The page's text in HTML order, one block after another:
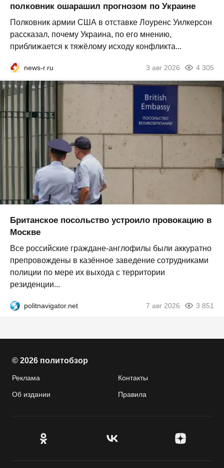
полковник ошарашил прогнозом по Украине
Полковник армии США в отставке Лоуренс Уилкерсон
рассказал, почему Украина, по его мнению,
приближается к тяжёлому исходу конфликта...
news-r.ru 3 авг 2026 4 305
Британское посольство устроило провокацию в
Москве
Все российские граждане-англофилы были аккуратно
препровождены в казённое заведение сотрудниками
полиции по мере их выхода с территории
резиденции...
politnavigator.net 7 авг 2026 3 851
© 2026 политобзор
Реклама Контакты
Об издании Правила